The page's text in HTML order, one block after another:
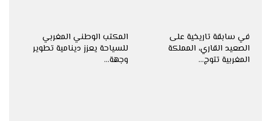
في سابقة تاريخية على
الصعيد القاري، المملكة
المغربية تتوج…
المكتب الوطني المغربي
للسياحة يعزز دينامية تطوير
وجهة…